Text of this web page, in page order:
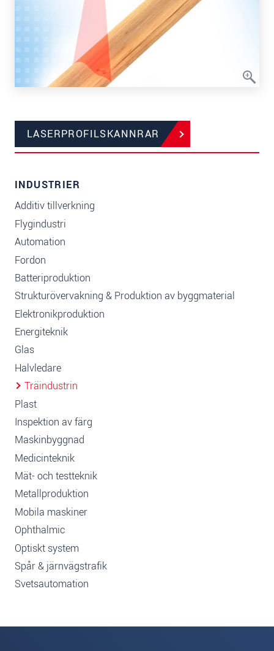
LASERPROFILSKANNRAR
INDUSTRIER
Additiv tillverkning
Flygindustri
Automation
Fordon
Batteriproduktion
Strukturövervakning & Produktion av byggmaterial
Elektronikproduktion
Energiteknik
Glas
Halvledare
Träindustrin
Plast
Inspektion av färg
Maskinbyggnad
Medicinteknik
Mät- och testteknik
Metallproduktion
Mobila maskiner
Ophthalmic
Optiskt system
Spår & järnvägstrafik
Svetsautomation